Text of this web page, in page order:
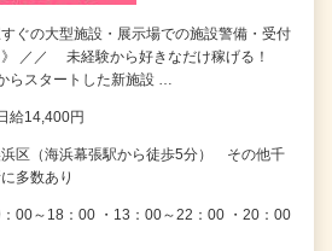
ぐの大型施設・展示場での施設警備・受付
／／ 未経験から好きなだけ稼げる！
らスタートした新施設 …
給14,400円
区（海浜幕張駅から徒歩5分） その他千
多数あり
00～18：00 ・13：00～22：00 ・20：00